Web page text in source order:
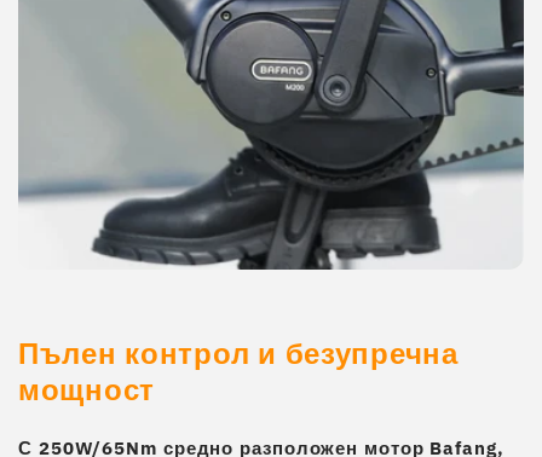
Пълен контрол и безупречна
мощност
С 250W/65Nm средно разположен мотор Bafang,